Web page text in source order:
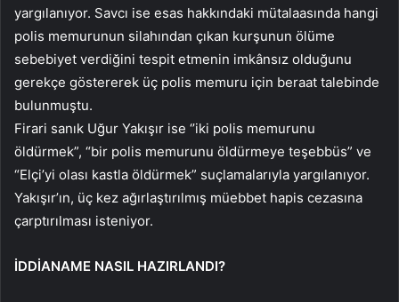
yargılanıyor. Savcı ise esas hakkındaki mütalaasında hangi
polis memurunun silahından çıkan kurşunun ölüme
sebebiyet verdiğini tespit etmenin imkânsız olduğunu
gerekçe göstererek üç polis memuru için beraat talebinde
bulunmuştu.
Firari sanık Uğur Yakışır ise ‘’iki polis memurunu
öldürmek”, “bir polis memurunu öldürmeye teşebbüs” ve
“Elçi’yi olası kastla öldürmek” suçlamalarıyla yargılanıyor.
Yakışır’ın, üç kez ağırlaştırılmış müebbet hapis cezasına
çarptırılması isteniyor.
İDDİANAME NASIL HAZIRLANDI?